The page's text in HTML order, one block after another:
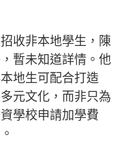
收非本地學生，陳
暫未知道詳情。他
地生可配合打造
元文化，而非只為
學校申請加學費